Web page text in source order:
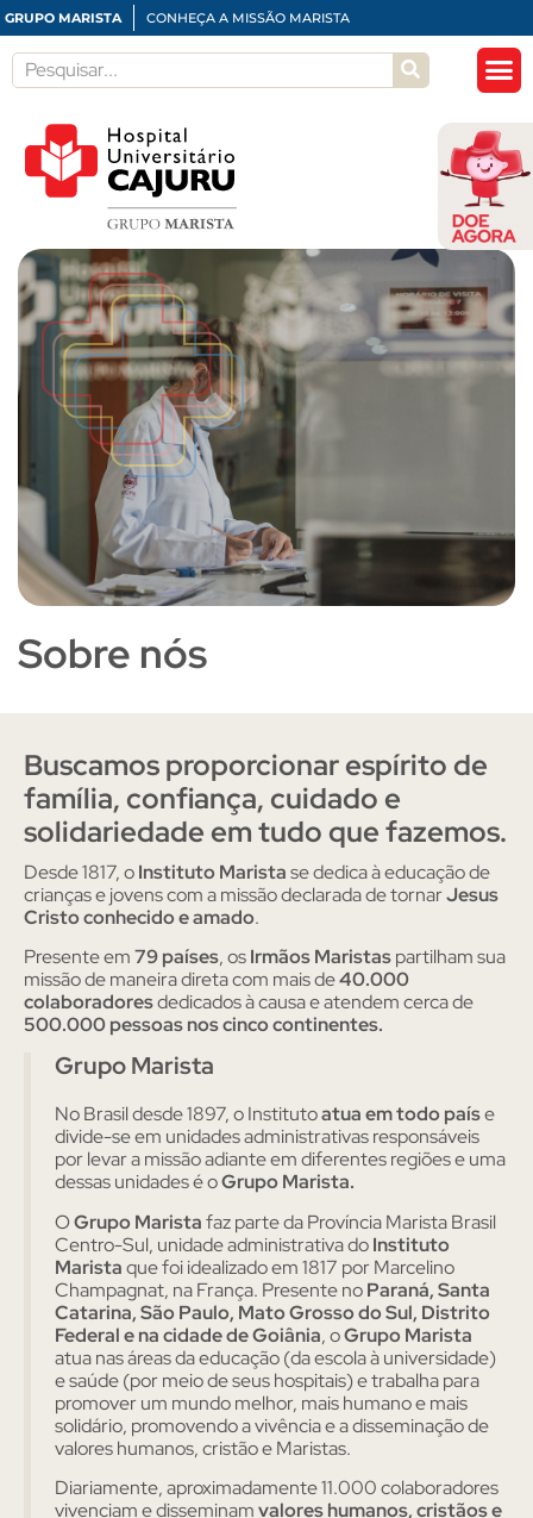
GRUPO MARISTA CONHEÇA A MISSÃO MARISTA
Sobre nós
Buscamos proporcionar espírito de
família, confiança, cuidado e
solidariedade em tudo que fazemos.
Desde 1817, oInstituto Maristase dedica à educação de
crianças e jovens com a missão declarada de tornarJesus
Cristo conhecido e amado.
Presente em79 países, osIrmãos Maristaspartilham sua
missão de maneira direta com mais de40.000
colaboradoresdedicados à causa e atendem cerca de
500.000 pessoas nos cinco continentes.
Grupo Marista
No Brasil desde 1897, o Institutoatua em todo paíse
divide-se em unidades administrativas responsáveis
por levar a missão adiante em diferentes regiões e uma
dessas unidades é oGrupo Marista.
OGrupo Maristafaz parte da Província Marista Brasil
Centro-Sul, unidade administrativa doInstituto
Maristaque foi idealizado em 1817 por Marcelino
Champagnat, na França. Presente noParaná, Santa
Catarina, São Paulo, Mato Grosso do Sul, Distrito
Federal e na cidade de Goiânia, oGrupo Marista
atua nas áreas da educação (da escola à universidade)
e saúde (por meio de seus hospitais) e trabalha para
promover um mundo melhor, mais humano e mais
solidário, promovendo a vivência e a disseminação de
valores humanos, cristão e Maristas.
Diariamente, aproximadamente 11.000 colaboradores
vivenciam e disseminamvalores humanos, cristãos e